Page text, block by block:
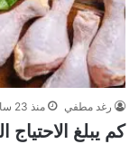
رغد مطفي منذ 23 ساعة
كم يبلغ